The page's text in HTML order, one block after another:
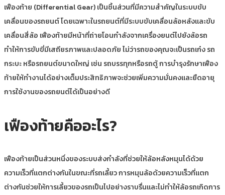
เฟืองท้าย (Differential Gear) เป็นชิ้นส่วนที่มีความสำคัญในระบบขับ
เคลื่อนของรถยนต์ โดยเฉพาะในรถยนต์ที่มีระบบขับเคลื่อนล้อหลังและขับ
เคลื่อนสี่ล้อ เฟืองท้ายมีหน้าที่ถ่ายโอนกำลังจากเครื่องยนต์ไปยังล้อรถ
ทำให้การขับขี่มีเสถียรภาพและปลอดภัย ไม่ว่ารถของคุณจะเป็นรถเก๋ง รถ
กระบะ หรือรถยนต์ขนาดใหญ่ เช่น รถบรรทุกหรือรถตู้ การบำรุงรักษาเฟือง
ท้ายให้ทำงานได้อย่างเต็มประสิทธิภาพจะช่วยเพิ่มความมั่นคงและยืดอายุ
การใช้งานของรถยนต์ได้เป็นอย่างดี
เฟืองท้ายคืออะไร?
เฟืองท้ายเป็นส่วนหนึ่งของระบบส่งกำลังที่ช่วยให้ล้อหลังหมุนได้ด้วย
ความเร็วที่แตกต่างกันในขณะที่รถเลี้ยว การหมุนล้อด้วยความเร็วที่แตก
ต่างกันช่วยให้การเลี้ยวของรถเป็นไปอย่างราบรื่นและไม่ทำให้ล้อรถเกิดการ